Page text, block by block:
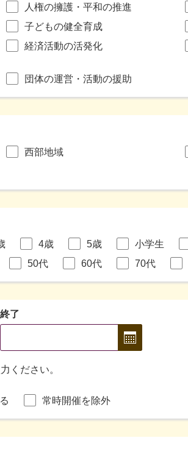
人権の擁護・平和の推進
子どもの健全育成
経済活動の活発化
団体の運営・活動の援助
西部地域
4歳 5歳 小学生
50代 60代 70代
終了
ください。
常時開催を除外